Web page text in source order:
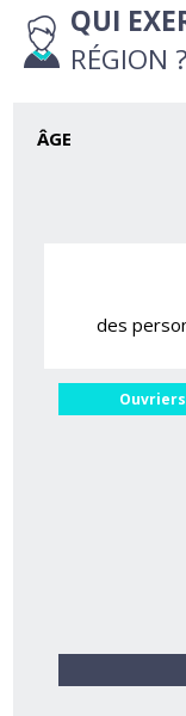
QUI
RÉGION ?
ÂGE
des